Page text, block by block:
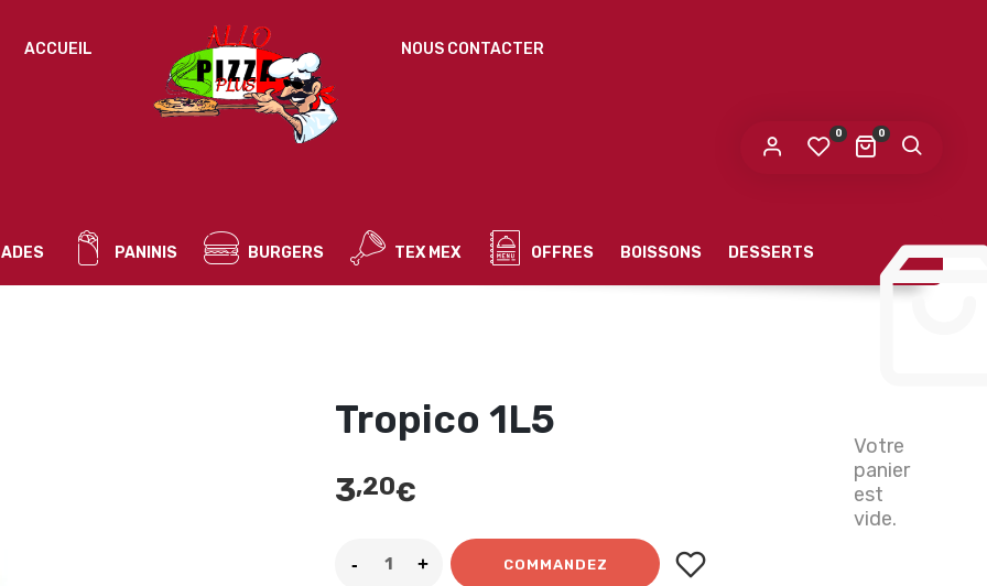
NOUS CONTACTER
ACCUEIL
0
Votre
panier
est
vide.
0
Mot de passe perdu ?
Un mot de passe sera envoyé vers votre adresse
PANINIS BURGERS TEX MEX OFFRES BOISSONS DESSERTS
Tropico 1L5
3,20€
COMMANDEZ